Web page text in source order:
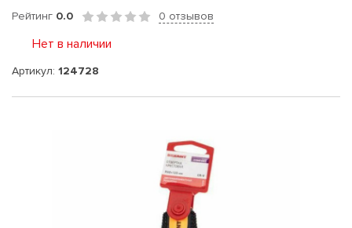
Рейтинг 0.0 0 отзывов
Нет в наличии
Артикул: 124728